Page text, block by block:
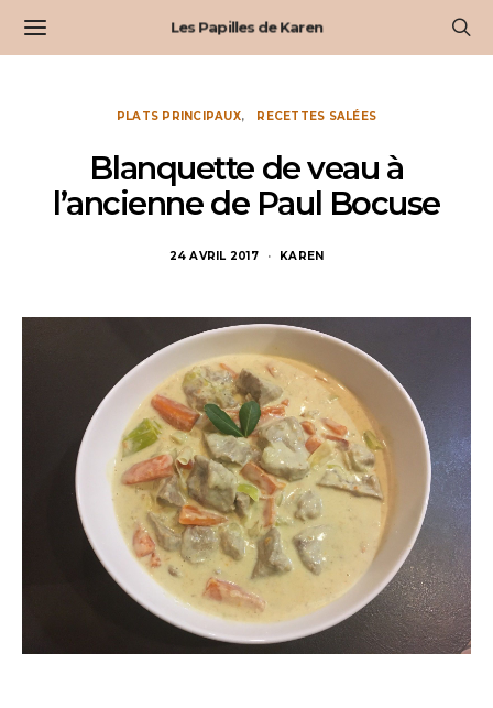
Les Papilles de Karen
PLATS PRINCIPAUX RECETTES SALÉES
Blanquette de veau à
l’ancienne de Paul Bocuse
24 AVRIL 2017 KAREN